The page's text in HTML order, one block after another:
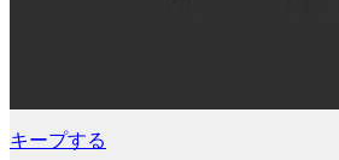
キープする